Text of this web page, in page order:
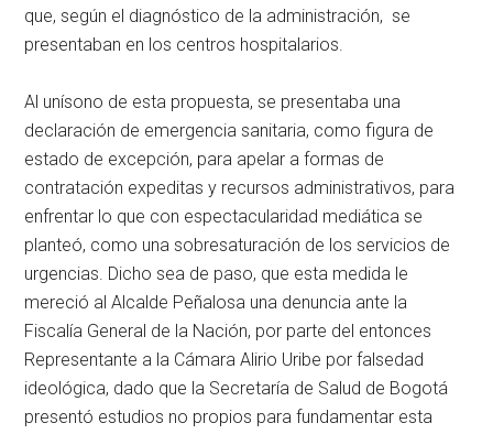
que, según el diagnóstico de la administración, se
presentaban en los centros hospitalarios.
Al unísono de esta propuesta, se presentaba una
declaración de emergencia sanitaria, como figura de
estado de excepción, para apelar a formas de
contratación expeditas y recursos administrativos, para
enfrentar lo que con espectacularidad mediática se
planteó, como una sobresaturación de los servicios de
urgencias. Dicho sea de paso, que esta medida le
mereció al Alcalde Peñalosa una denuncia ante la
Fiscalía General de la Nación, por parte del entonces
Representante a la Cámara Alirio Uribe por falsedad
ideológica, dado que la Secretaría de Salud de Bogotá
presentó estudios no propios para fundamentar esta